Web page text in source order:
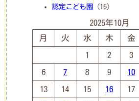
認定こども園 (16)
2025年10月
月
火 水 木 金
1 2 3
6 7 8 9 10
13 14 15 16 17